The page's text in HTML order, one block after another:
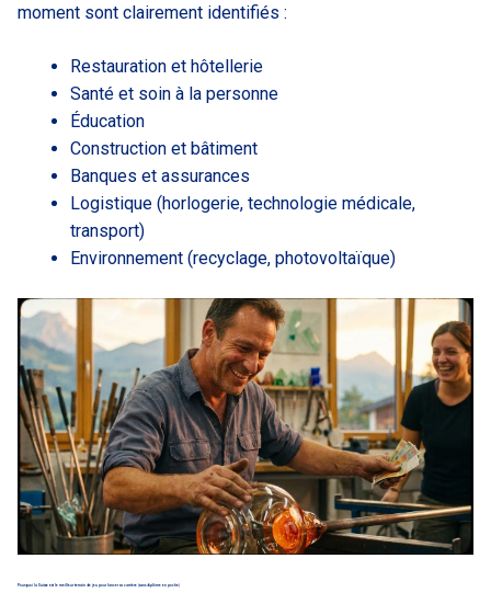
moment sont clairement identifiés :
Restauration et hôtellerie
Santé et soin à la personne
Éducation
Construction et bâtiment
Banques et assurances
Logistique (horlogerie, technologie médicale,
transport)
Environnement (recyclage, photovoltaïque)
Pourquoi la Suisse est le meilleur terrain de jeu pour lancer sa carrière (sans diplôme en poche)